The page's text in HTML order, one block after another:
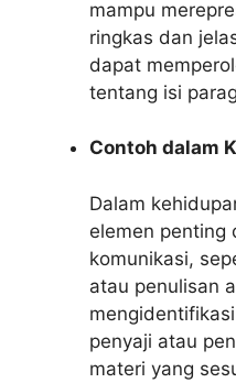
mampu
ringkas dan
dapat
tentang isi
Contoh dalam
Dalam
elemen penting
komunikasi,
atau penulisan
penyaji atau
materi yang